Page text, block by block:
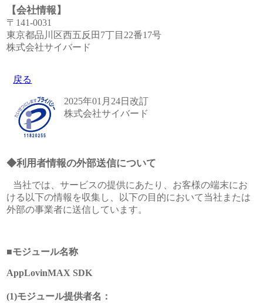
【会社情報】
〒141-0031
東京都品川区西五反田7丁目22番17号
株式会社サイバード
戻る
2025年01月24日改訂
株式会社サイバード
◆利用者情報の外部送信について
当社では、サービスの提供にあたり、お客様の端末にお
ける以下の情報を収集し、以下の目的において当社または
外部の事業者に送信しています。
■モジュール名称
AppLovinMAX SDK
(1)モジュール提供者名：